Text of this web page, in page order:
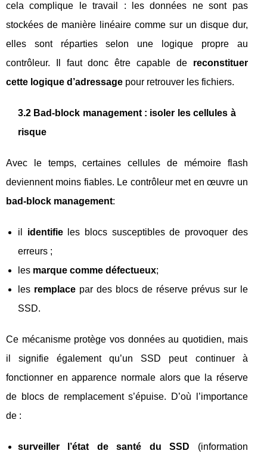
cela complique le travail : les données ne sont pas
stockées de manière linéaire comme sur un disque dur,
elles sont réparties selon une logique propre au
contrôleur. Il faut donc être capable de reconstituer
cette logique d’adressage pour retrouver les fichiers.
3.2 Bad-block management : isoler les cellules à
risque
Avec le temps, certaines cellules de mémoire flash
deviennent moins fiables. Le contrôleur met en œuvre un
bad-block management:
il identifieles blocs susceptibles de provoquer des
erreurs ;
les marque comme défectueux;
les remplacepar des blocs de réserve prévus sur le
SSD.
Ce mécanisme protège vos données au quotidien, mais
il signifie également qu’un SSD peut continuer à
fonctionner en apparence normale alors que la réserve
de blocs de remplacement s’épuise. D’où l’importance
de :
surveiller l’état de santé du SSD (information